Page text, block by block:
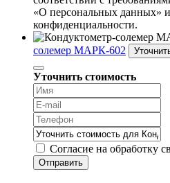
«О персональных данных»
конфиденциальности.
солемер МАРК-602
Уточнить стоимость
Согласие на обработку
Отправить